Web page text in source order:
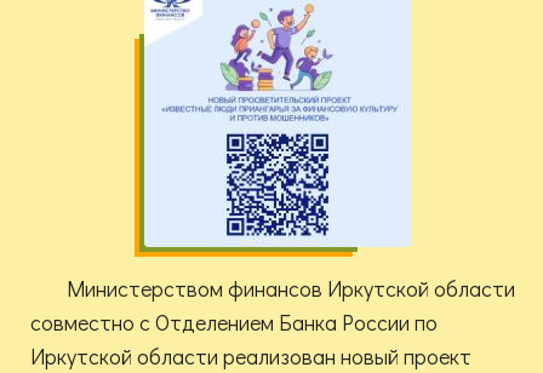
Министерством финансов Иркутской области
совместно с Отделением Банка России по
Иркутской области реализован новый проект